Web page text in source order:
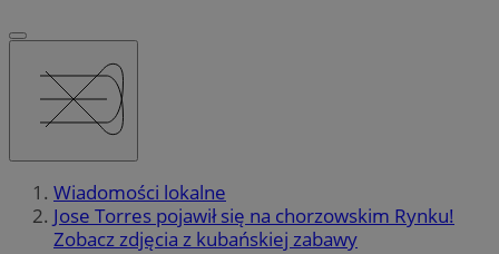
Wiadomości lokalne
Jose Torres pojawił się na chorzowskim Rynku!
Zobacz zdjęcia z kubańskiej zabawy